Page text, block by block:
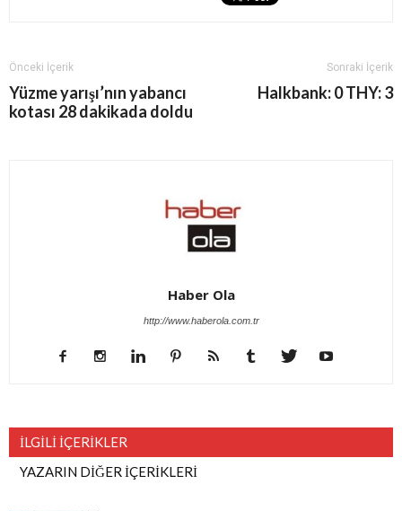
Önceki İçerik
Yüzme yarışı’nın yabancı
kotası 28 dakikada doldu
Sonraki İçerik
Halkbank: 0 THY: 3
Haber Ola
http://www.haberola.com.tr
İLGİLİ İÇERİKLER
YAZARIN DİĞER İÇERİKLERİ